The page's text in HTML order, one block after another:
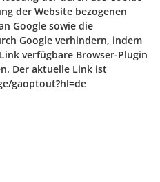
der Website bezogenen
Google sowie die
Google verhindern, indem
verfügbare Browser-Plugin
Der aktuelle Link ist
gaoptout?hl=de